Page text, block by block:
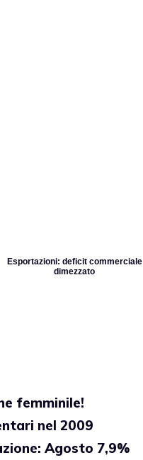
Esportazioni: deficit commerciale
dimezzato
femminile!
nel 2009
Agosto 7,9%